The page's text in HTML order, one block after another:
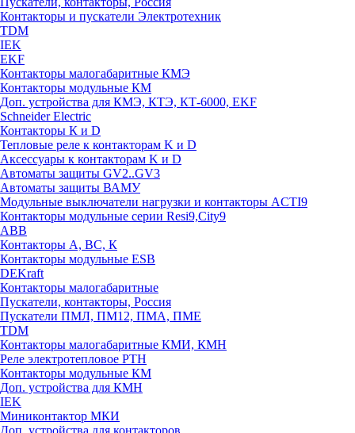
Контакторы и пускатели Электротехник
TDM
IEK
EKF
Контакторы малогабаритные КМЭ
Контакторы модульные КМ
Доп. устройства для КМЭ, КТЭ, КТ-6000, EKF
Schneider Electric
Контакторы К и D
Тепловые реле к контакторам K и D
Аксессуары к контакторам K и D
Автоматы защиты GV2..GV3
Автоматы защиты ВАМУ
Модульные выключатели нагрузки и контакторы ACTI9
Контакторы модульные серии Resi9,City9
ABB
Контакторы А, ВС, К
Контакторы модульные ESB
DEKraft
Контакторы малогабаритные
Пускатели, контакторы, Россия
Пускатели ПМЛ, ПМ12, ПМА, ПМЕ
TDM
Контакторы малогабаритные КМИ, КМН
Реле электротепловое РТН
Контакторы модульные КМ
Доп. устройства для КМН
IEK
Миниконтактор МКИ
Доп. устройства для контакторов